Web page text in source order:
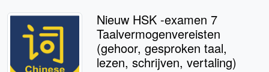
Nieuw HSK -examen 7
Taalvermogenvereisten
(gehoor, gesproken taal,
lezen, schrijven, vertaling)